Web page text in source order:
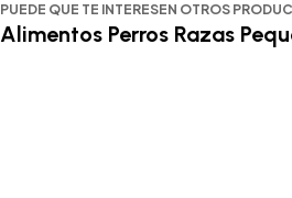
PUEDE QUE TE INTERESEN OTROS
Alimentos Perros Razas